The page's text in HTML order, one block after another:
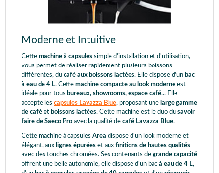
Moderne et Intuitive
Cette machine à capsules simple d'installation et d'utilisation,
vous permet de réaliser rapidement plusieurs boissons
différentes, du café aux boissons lactées. Elle dispose d'un bac
à eau de 4 L. Cette machine compacte au look moderne est
idéale pour tous bureaux, showrooms, espace café... Elle
accepte les capsules Lavazza Blue, proposant une large gamme
de café et boissons lactées. Cette machine est le duo du savoir
faire de Saeco Pro avec la qualité de café Lavazza Blue.
Cette machine à capsules Area dispose d'un look moderne et
élégant, aux lignes épurées et aux finitions de hautes qualités
avec des touches chromées. Ses contenants de grande capacité
offrent une belle autonomie, elle dispose d'un bac à eau de 4 L,